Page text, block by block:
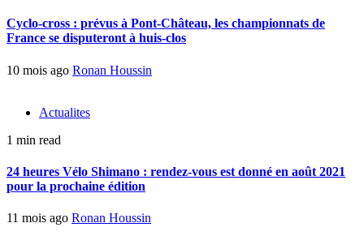
Cyclo-cross : prévus à Pont-Château, les championnats de
France se disputeront à huis-clos
10 mois ago Ronan Houssin
Actualites
1 min read
24 heures Vélo Shimano : rendez-vous est donné en août 2021
pour la prochaine édition
11 mois ago Ronan Houssin